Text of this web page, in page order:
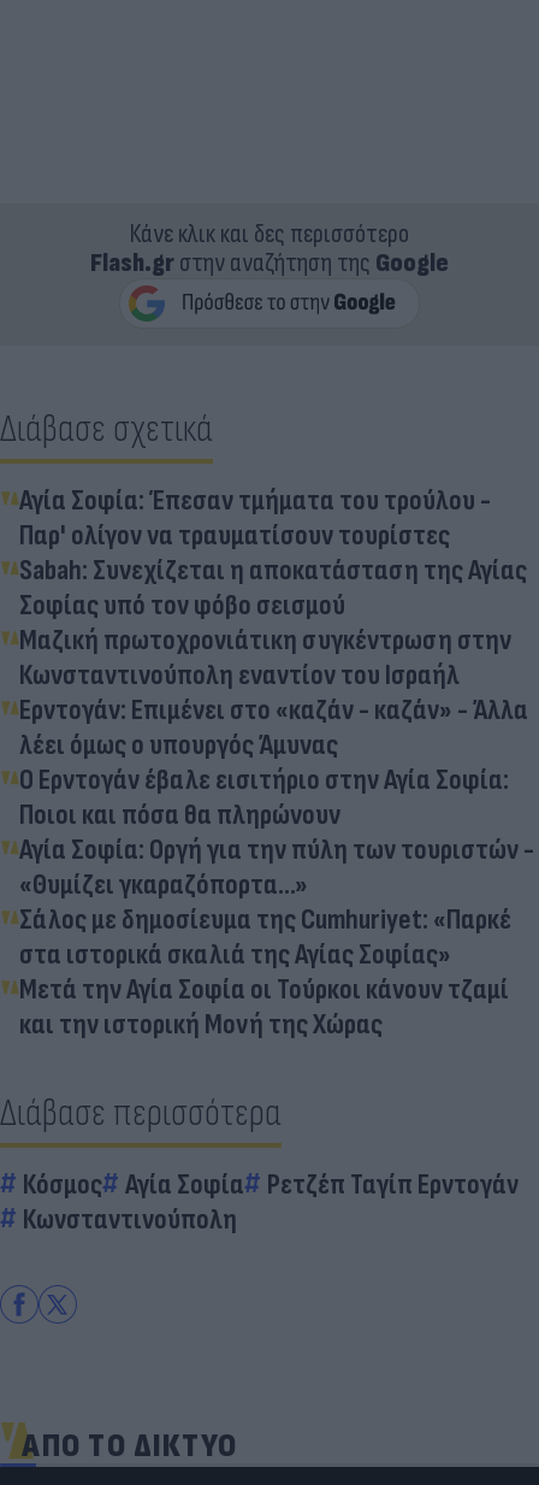
Κάνε κλικ και δες περισσότερο
Flash.grστην αναζήτηση της Google
Διάβασε σχετικά
Αγία Σοφία: Έπεσαν τμήματα του τρούλου -
Παρ' ολίγον να τραυματίσουν τουρίστες
Sabah: Συνεχίζεται η αποκατάσταση της Αγίας
Σοφίας υπό τον φόβο σεισμού
Μαζική πρωτοχρονιάτικη συγκέντρωση στην
Κωνσταντινούπολη εναντίον του Ισραήλ
Ερντογάν: Επιμένει στο «καζάν - καζάν» - Άλλα
λέει όμως ο υπουργός Άμυνας
Ο Ερντογάν έβαλε εισιτήριο στην Αγία Σοφία:
Ποιοι και πόσα θα πληρώνουν
Αγία Σοφία: Οργή για την πύλη των τουριστών -
«Θυμίζει γκαραζόπορτα...»
Σάλος με δημοσίευμα της Cumhuriyet: «Παρκέ
στα ιστορικά σκαλιά της Αγίας Σοφίας»
Μετά την Αγία Σοφία οι Τούρκοι κάνουν τζαμί
και την ιστορική Μονή της Χώρας
Διάβασε περισσότερα
Κόσμος Αγία Σοφία
Ρετζέπ Ταγίπ Ερντογάν
Κωνσταντινούπολη
ΑΠΟ ΤΟ ΔΙΚΤΥΟ